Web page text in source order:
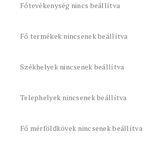
Főtevékenység nincs beállítva
Fő termékek nincsenek beállítva
Székhelyek nincsenek beállítva
Telephelyek nincsenek beállítva
Fő mérföldkövek nincsenek beállítva